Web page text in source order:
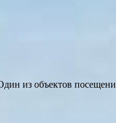
из объектов